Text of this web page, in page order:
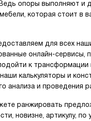
опоры выполняют и
которая стоит в
для всех
онлайн-сервисы,
к трансформации
калькуляторы и
анализа и проведения
ранжировать
новизне, артикулу, по